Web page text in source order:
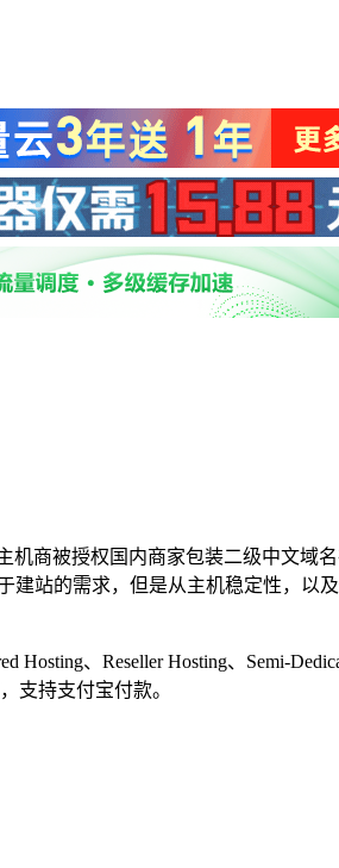
商被授权国内商家包装二级中文域
建站的需求，但是从主机稳定性，以
、Reseller Hosting、Semi-
支持支付宝付款。